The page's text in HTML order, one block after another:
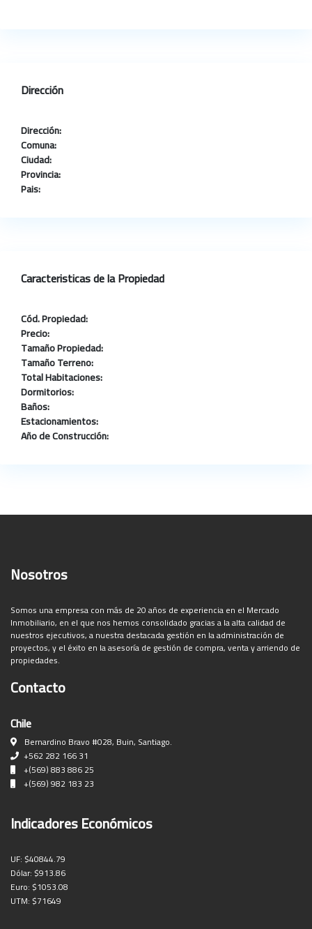
Dirección
Dirección:
Comuna:
Ciudad:
Provincia:
Pais:
Caracteristicas de la Propiedad
Cód. Propiedad:
Precio:
Tamaño Propiedad:
Tamaño Terreno:
Total Habitaciones:
Dormitorios:
Baños:
Estacionamientos:
Año de Construcción:
Nosotros
Somos una empresa con más de 20 años de experiencia en el Mercado
Inmobiliario, en el que nos hemos consolidado gracias a la alta calidad de
nuestros ejecutivos, a nuestra destacada gestión en la administración de
proyectos, y el éxito en la asesoría de gestión de compra, venta y arriendo de
propiedades.
Contacto
Chile
Bernardino Bravo #028, Buin, Santiago.
+562 282 166 31
+(569) 883 886 25
+(569) 982 183 23
Indicadores Económicos
UF:$40844.79
Dólar:$913.86
Euro:$1053.08
UTM:$71649